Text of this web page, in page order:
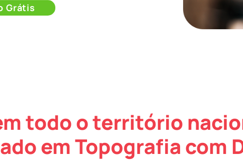
Grátis
todo o território
em Topografia com